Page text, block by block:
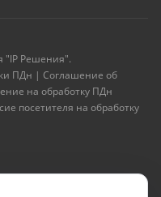
"IP Решения".
ПДн | Соглашение об
на обработку ПДн
посетителя на обработку